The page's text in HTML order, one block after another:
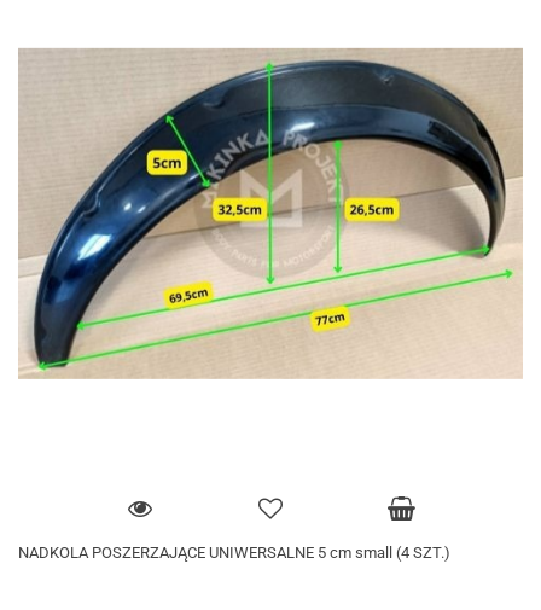
NADKOLA POSZERZAJĄCE UNIWERSALNE 5 cm small (4 SZT.)